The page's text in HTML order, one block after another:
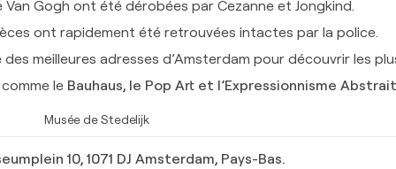
Van Gogh ont été dérobées par Cezanne et Jongkind.
ont rapidement été retrouvées intactes par la police.
des meilleures adresses d’Amsterdam pour découvrir les
le Bauhaus, le Pop Art et l’Expressionnisme
Musée de Stedelijk
10, 1071 DJ Amsterdam, Pays-Bas.